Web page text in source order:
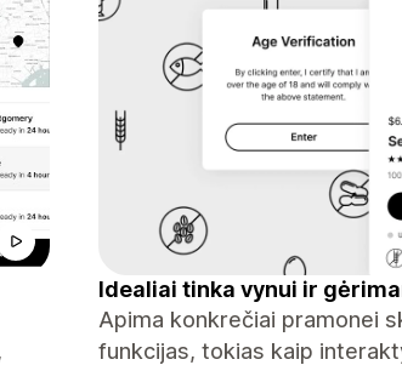
Idealiai tinka vynui ir
Apima konkrečiai pramonei
funkcijas, tokias kaip